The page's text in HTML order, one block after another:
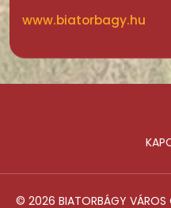
www.biatorbagy.hu
© 2026 BIATORBÁGY VÁROS